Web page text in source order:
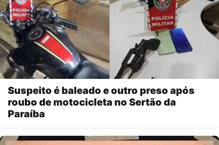
Suspeito é baleado e outro preso após
roubo de motocicleta no Sertão da
Paraíba